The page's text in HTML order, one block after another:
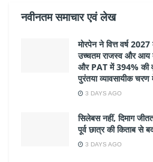
नवीनतम समाचार एवं लेख
मोरपेन ने वित्त वर्ष
उच्चतम राजस्व और आय
और PAT में 394% की
पुरंतया व्यावसायीक
3 DAYS AGO
सिलेबस नहीं, दिमाग
पूर्व छात्र की किताब से
3 DAYS AGO